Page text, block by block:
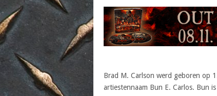
Brad M. Carlson werd geboren op
artiestennaam Bun E. Carlos. Bun